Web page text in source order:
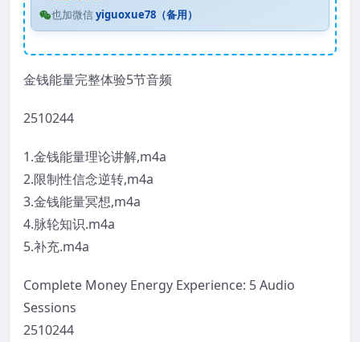
也加微信yiguoxue78（备用）
金钱能量完整体验5节音频
2510244
1.金钱能量理论讲解,m4a
2.限制性信念逆转,m4a
3.金钱能量冥想,m4a
4.脉轮知识.m4a
5.补充.m4a
Complete Money Energy Experience: 5 Audio
Sessions
2510244